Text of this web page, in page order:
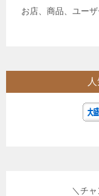
お店、商品、ユー
＼チ